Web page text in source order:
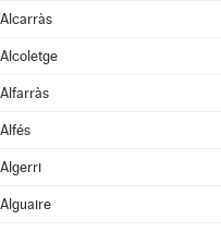
Alcarràs
Alcoletge
Alfarràs
Alfés
Algerri
Alguaire